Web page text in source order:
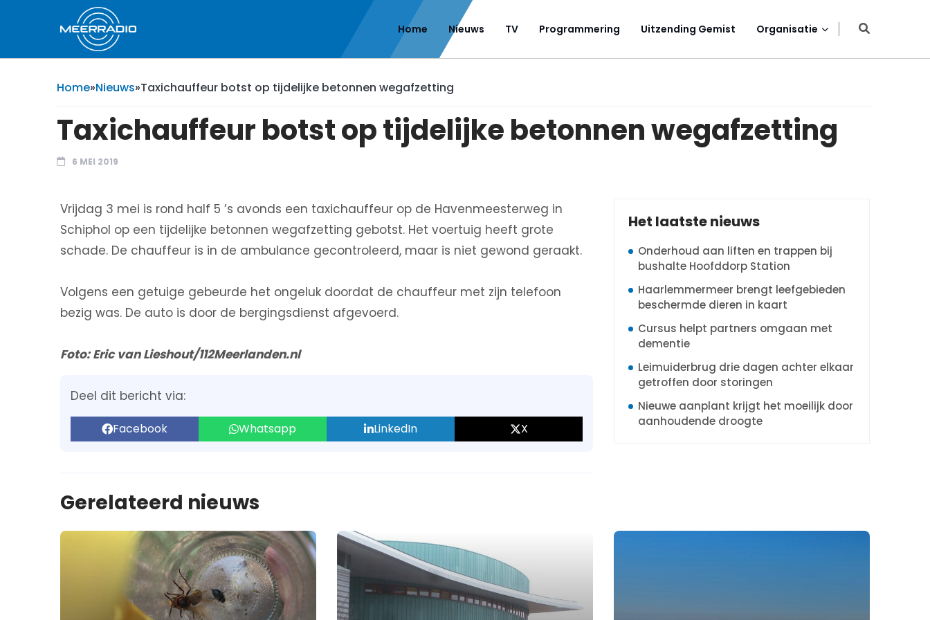
Home Nieuws TV Programmering Uitzending Gemist Organisatie
Home»Nieuws»Taxichauffeur botst op tijdelijke betonnen wegafzetting
Taxichauffeur botst op tijdelijke betonnen wegafzetting
6 MEI 2019
Vrijdag 3 mei is rond half 5 ’s avonds een taxichauffeur op de Havenmeesterweg in
Schiphol op een tijdelijke betonnen wegafzetting gebotst. Het voertuig heeft grote
schade. De chauffeur is in de ambulance gecontroleerd, maar is niet gewond geraakt.
Volgens een getuige gebeurde het ongeluk doordat de chauffeur met zijn telefoon
bezig was. De auto is door de bergingsdienst afgevoerd.
Foto: Eric van Lieshout/112Meerlanden.nl
Deel dit bericht via:
Facebook Whatsapp LinkedIn X
Het laatste nieuws
Onderhoud aan liften en trappen bij
bushalte Hoofddorp Station
Haarlemmermeer brengt leefgebieden
beschermde dieren in kaart
Cursus helpt partners omgaan met
dementie
Leimuiderbrug drie dagen achter elkaar
getroffen door storingen
Nieuwe aanplant krijgt het moeilijk door
aanhoudende droogte
Gerelateerd nieuws